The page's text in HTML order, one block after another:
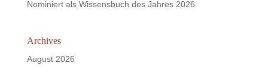
Nominiert als Wissensbuch des Jahres 2026
Archives
August 2026